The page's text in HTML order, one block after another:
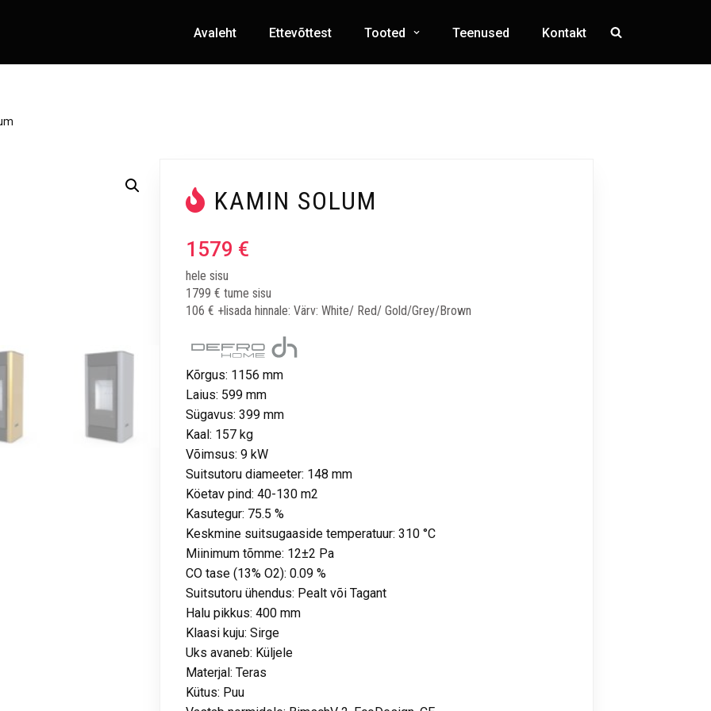
Avaleht Ettevõttest Tooted Teenused Kontakt
KAMIN SOLUM
1579 €
hele sisu
1799 € tume sisu
106 € +lisada hinnale: Värv: White/ Red/ Gold/Grey/Brown
Kõrgus: 1156 mm
Laius: 599 mm
Sügavus: 399 mm
Kaal: 157 kg
Võimsus: 9 kW
Suitsutoru diameeter: 148 mm
Köetav pind: 40-130 m2
Kasutegur: 75.5 %
Keskmine suitsugaaside temperatuur: 310 °C
Miinimum tõmme: 12±2 Pa
CO tase (13% O2): 0.09 %
Suitsutoru ühendus: Pealt või Tagant
Halu pikkus: 400 mm
Klaasi kuju: Sirge
Uks avaneb: Küljele
Materjal: Teras
Kütus: Puu